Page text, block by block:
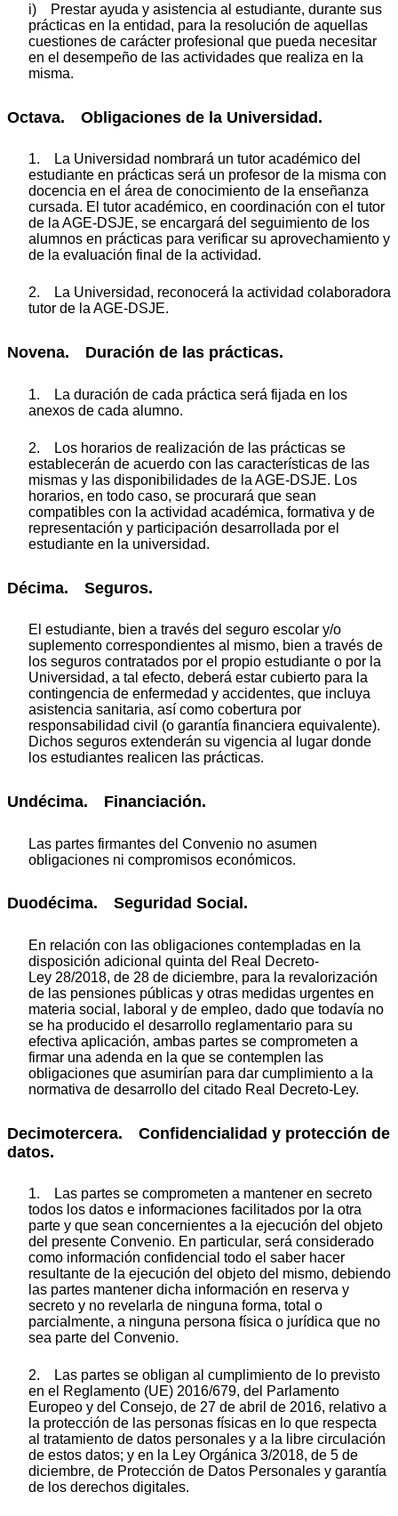
i) Prestar ayuda y asistencia al estudiante, durante sus
prácticas en la entidad, para la resolución de aquellas
cuestiones de carácter profesional que pueda necesitar
en el desempeño de las actividades que realiza en la
misma.
Octava. Obligaciones de la Universidad.
1. La Universidad nombrará un tutor académico del
estudiante en prácticas será un profesor de la misma con
docencia en el área de conocimiento de la enseñanza
cursada. El tutor académico, en coordinación con el tutor
de la AGE-DSJE, se encargará del seguimiento de los
alumnos en prácticas para verificar su aprovechamiento y
de la evaluación final de la actividad.
2. La Universidad, reconocerá la actividad colaboradora
tutor de la AGE-DSJE.
Novena. Duración de las prácticas.
1. La duración de cada práctica será fijada en los
anexos de cada alumno.
2. Los horarios de realización de las prácticas se
establecerán de acuerdo con las características de las
mismas y las disponibilidades de la AGE-DSJE. Los
horarios, en todo caso, se procurará que sean
compatibles con la actividad académica, formativa y de
representación y participación desarrollada por el
estudiante en la universidad.
Décima. Seguros.
El estudiante, bien a través del seguro escolar y/o
suplemento correspondientes al mismo, bien a través de
los seguros contratados por el propio estudiante o por la
Universidad, a tal efecto, deberá estar cubierto para la
contingencia de enfermedad y accidentes, que incluya
asistencia sanitaria, así como cobertura por
responsabilidad civil (o garantía financiera equivalente).
Dichos seguros extenderán su vigencia al lugar donde
los estudiantes realicen las prácticas.
Undécima. Financiación.
Las partes firmantes del Convenio no asumen
obligaciones ni compromisos económicos.
Duodécima. Seguridad Social.
En relación con las obligaciones contempladas en la
disposición adicional quinta del Real Decreto-
Ley 28/2018, de 28 de diciembre, para la revalorización
de las pensiones públicas y otras medidas urgentes en
materia social, laboral y de empleo, dado que todavía no
se ha producido el desarrollo reglamentario para su
efectiva aplicación, ambas partes se comprometen a
firmar una adenda en la que se contemplen las
obligaciones que asumirían para dar cumplimiento a la
normativa de desarrollo del citado Real Decreto-Ley.
Decimotercera. Confidencialidad y protección de
datos.
1. Las partes se comprometen a mantener en secreto
todos los datos e informaciones facilitados por la otra
parte y que sean concernientes a la ejecución del objeto
del presente Convenio. En particular, será considerado
como información confidencial todo el saber hacer
resultante de la ejecución del objeto del mismo, debiendo
las partes mantener dicha información en reserva y
secreto y no revelarla de ninguna forma, total o
parcialmente, a ninguna persona física o jurídica que no
sea parte del Convenio.
2. Las partes se obligan al cumplimiento de lo previsto
en el Reglamento (UE) 2016/679, del Parlamento
Europeo y del Consejo, de 27 de abril de 2016, relativo a
la protección de las personas físicas en lo que respecta
al tratamiento de datos personales y a la libre circulación
de estos datos; y en la Ley Orgánica 3/2018, de 5 de
diciembre, de Protección de Datos Personales y garantía
de los derechos digitales.